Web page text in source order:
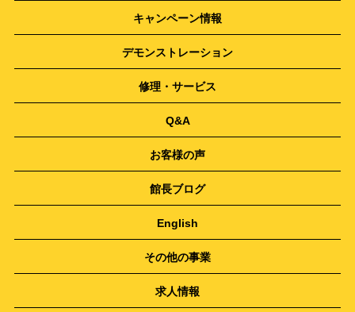
キャンペーン情報
デモンストレーション
修理・サービス
Q&A
お客様の声
館長ブログ
English
その他の事業
求人情報